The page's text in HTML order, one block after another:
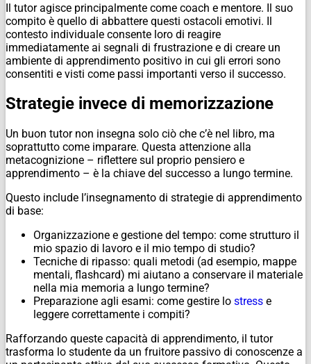
Il tutor agisce principalmente come coach e mentore. Il suo
compito è quello di abbattere questi ostacoli emotivi. Il
contesto individuale consente loro di reagire
immediatamente ai segnali di frustrazione e di creare un
ambiente di apprendimento positivo in cui gli errori sono
consentiti e visti come passi importanti verso il successo.
Strategie invece di memorizzazione
Un buon tutor non insegna solo ciò che c’è nel libro, ma
soprattutto come imparare. Questa attenzione alla
metacognizione – riflettere sul proprio pensiero e
apprendimento – è la chiave del successo a lungo termine.
Questo include l’insegnamento di strategie di apprendimento
di base:
Organizzazione e gestione del tempo: come strutturo il
mio spazio di lavoro e il mio tempo di studio?
Tecniche di ripasso: quali metodi (ad esempio, mappe
mentali, flashcard) mi aiutano a conservare il materiale
nella mia memoria a lungo termine?
Preparazione agli esami: come gestire lo stress e
leggere correttamente i compiti?
Rafforzando queste capacità di apprendimento, il tutor
trasforma lo studente da un fruitore passivo di conoscenze a